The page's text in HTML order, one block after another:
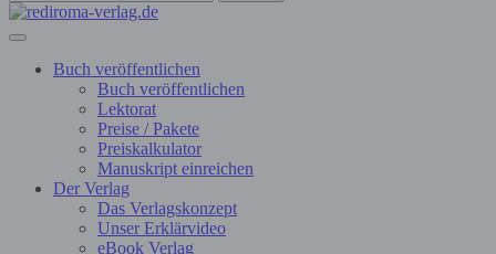
Buch veröffentlichen
Buch veröffentlichen
Lektorat
Preise / Pakete
Preiskalkulator
Manuskript einreichen
Der Verlag
Das Verlagskonzept
Unser Erklärvideo
eBook Verlag